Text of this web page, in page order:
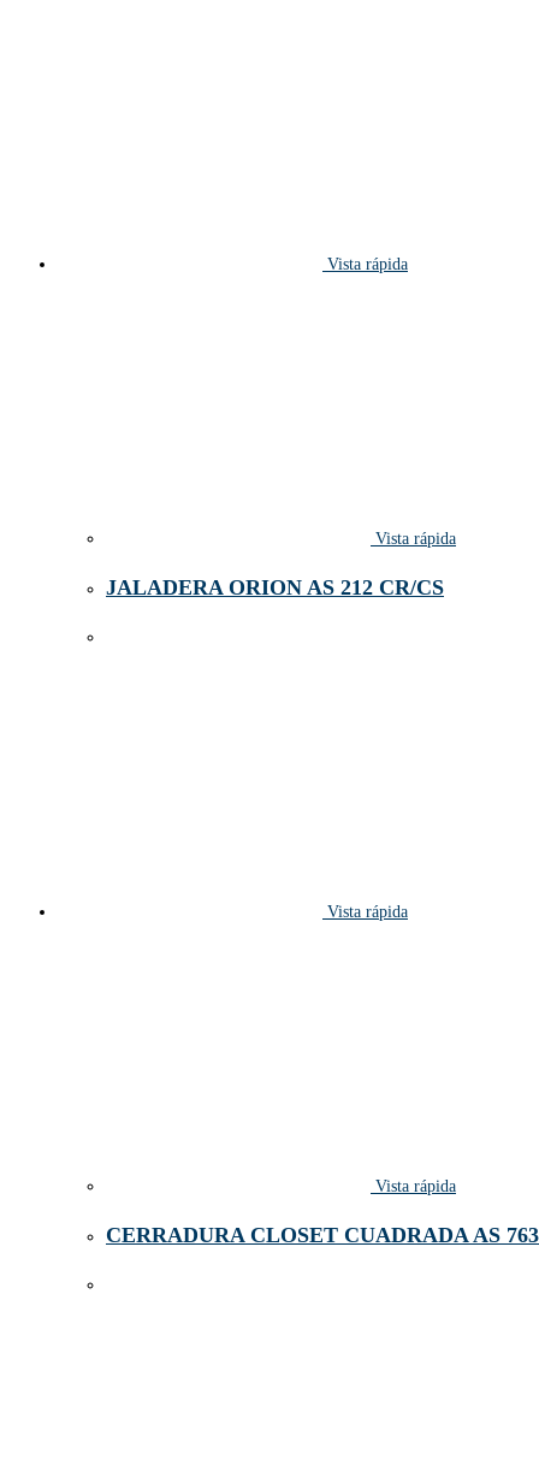
Vista rápida
Vista rápida
JALADERA ORION AS 212 CR/CS
Vista rápida
Vista rápida
CERRADURA CLOSET CUADRADA AS 763